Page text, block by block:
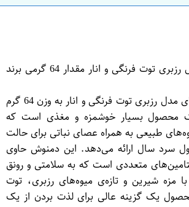
دمنوش میوه ای مدل رزبری توت فرنگی و انار مقدار 64 گرمی برند
کالای دمنوش میوه ای مدل رزبری توت فرنگی و انار به وزن 64 گرم
یک محصول بسیار خوشمزه و مغذی است که
طبیعی به همراه عصای نباتی برای حالت
سرد سال ارائه می‌دهد. این دمنوش حاوی
متعددی است که به سلامتی و رونق
شیرین و تازه‌ی میوه‌های رزبری، توت
یک گزینه عالی برای لذت بردن از یک